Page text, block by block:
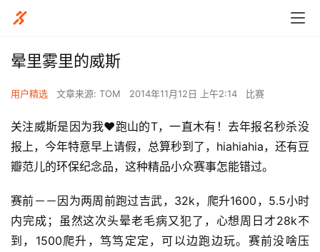
晕里雾里的威斯
用户精选 文章来源: TOM 2014年11月12日 上午2:14 比赛
关注威斯是因为我❤️跑山的T，一直木有！去年报名秒杀没
报上，今年特意早上请假，总算秒到了，hiahiahia，还有豆
瓣范儿的环保纪念品，这种精品小众赛事怎能错过。
赛前－－因为两周前跑过吉武，32k，爬升1600，5.5小时
内完成；虽然这次头晕老毛病又犯了，心想周日才28k不
到，1500爬升，笃笃定定，可以边跑边玩。赛前没啥压